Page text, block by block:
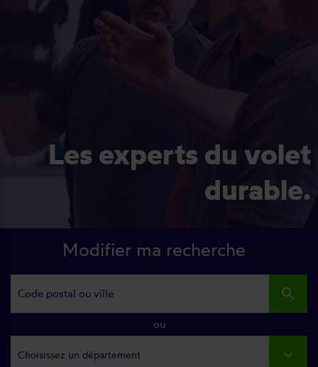
Les experts du volet
durable.
Modifier ma recherche
search
ou
Choisissez un département